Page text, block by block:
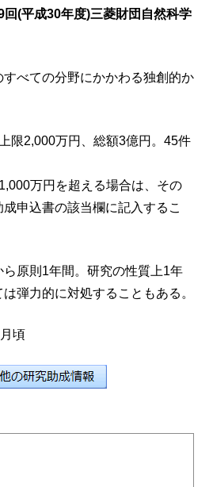
回(平成30年度)三菱財団自然科学
べての分野にかかわる独創的か
限2,000万円、総額3億円。45件
万円を超える場合は、その
申込書の該当欄に記入するこ
原則1年間。研究の性質上1年
弾力的に対処することもある。
頃